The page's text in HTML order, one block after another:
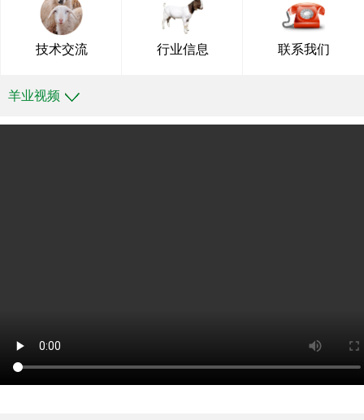
技术交流 行业信息 联系我们
羊业视频